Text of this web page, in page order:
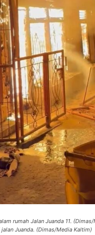
rumah Jalan Juanda 11.
Juanda. (Dimas/Media Kaltim)